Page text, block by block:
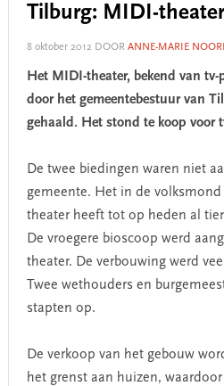
Tilburg: MIDI-
8 oktober 2012DOOR ANNE-MARIE
Het MIDI-theater, bekend van
door het gemeentebestuur van
gehaald. Het stond te koop voor
De twee biedingen waren niet
gemeente. Het in de
theater heeft tot op heden al
De vroegere bioscoop werd
theater. De verbouwing werd
Twee wethouders en
stapten op.
De verkoop van het gebouw
het grenst aan huizen,